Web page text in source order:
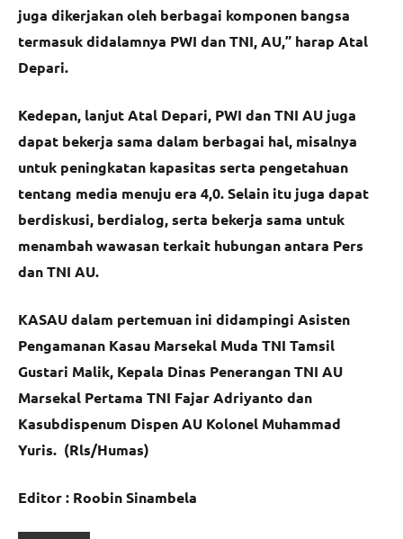
juga dikerjakan oleh berbagai komponen bangsa
termasuk didalamnya PWI dan TNI, AU,” harap Atal
Depari.
Kedepan, lanjut Atal Depari, PWI dan TNI AU juga
dapat bekerja sama dalam berbagai hal, misalnya
untuk peningkatan kapasitas serta pengetahuan
tentang media menuju era 4,0. Selain itu juga dapat
berdiskusi, berdialog, serta bekerja sama untuk
menambah wawasan terkait hubungan antara Pers
dan TNI AU.
KASAU dalam pertemuan ini didampingi Asisten
Pengamanan Kasau Marsekal Muda TNI Tamsil
Gustari Malik, Kepala Dinas Penerangan TNI AU
Marsekal Pertama TNI Fajar Adriyanto dan
Kasubdispenum Dispen AU Kolonel Muhammad
Yuris. (Rls/Humas)
Editor : Roobin Sinambela